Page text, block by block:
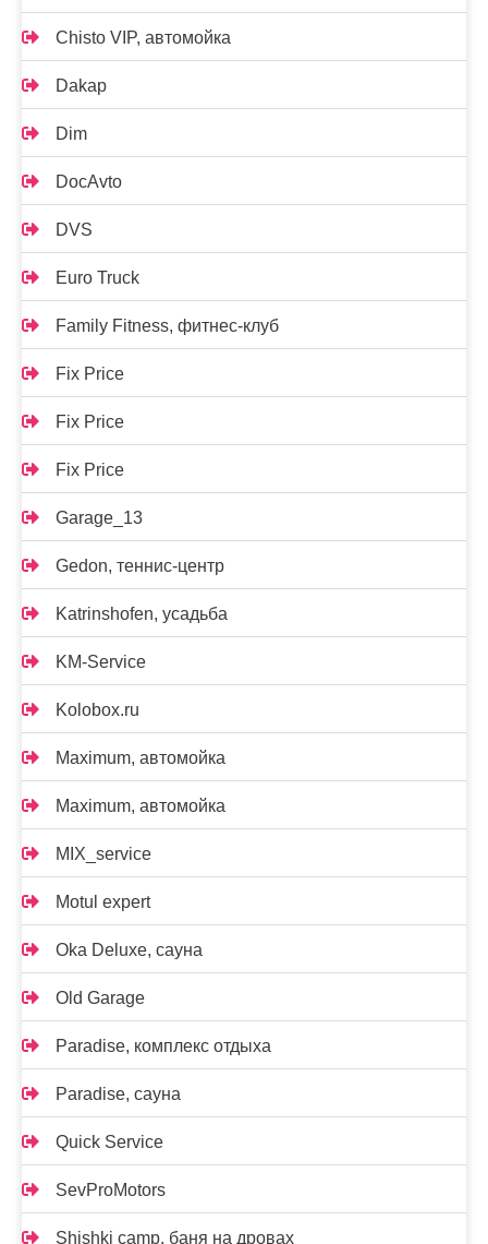
Chisto VIP, автомойка
Dakap
Dim
DocAvto
DVS
Euro Truck
Family Fitness, фитнес-клуб
Fix Price
Fix Price
Fix Price
Garage_13
Gedon, теннис-центр
Katrinshofen, усадьба
KM-Service
Kolobox.ru
Maximum, автомойка
Maximum, автомойка
MIX_service
Motul expert
Oka Deluxe, сауна
Old Garage
Paradise, комплекс отдыха
Paradise, сауна
Quick Service
SevProMotors
Shishki camp, баня на дровах